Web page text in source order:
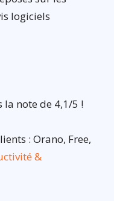
logiciels
la note de 4,1/5 !
: Orano, Free,
&